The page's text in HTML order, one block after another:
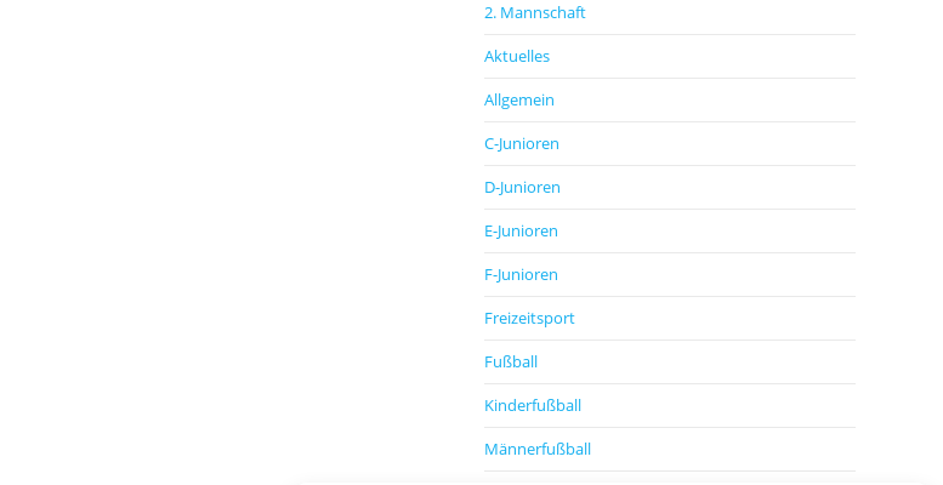
2. Mannschaft
Aktuelles
Allgemein
C-Junioren
D-Junioren
E-Junioren
F-Junioren
Freizeitsport
Fußball
Kinderfußball
Männerfußball